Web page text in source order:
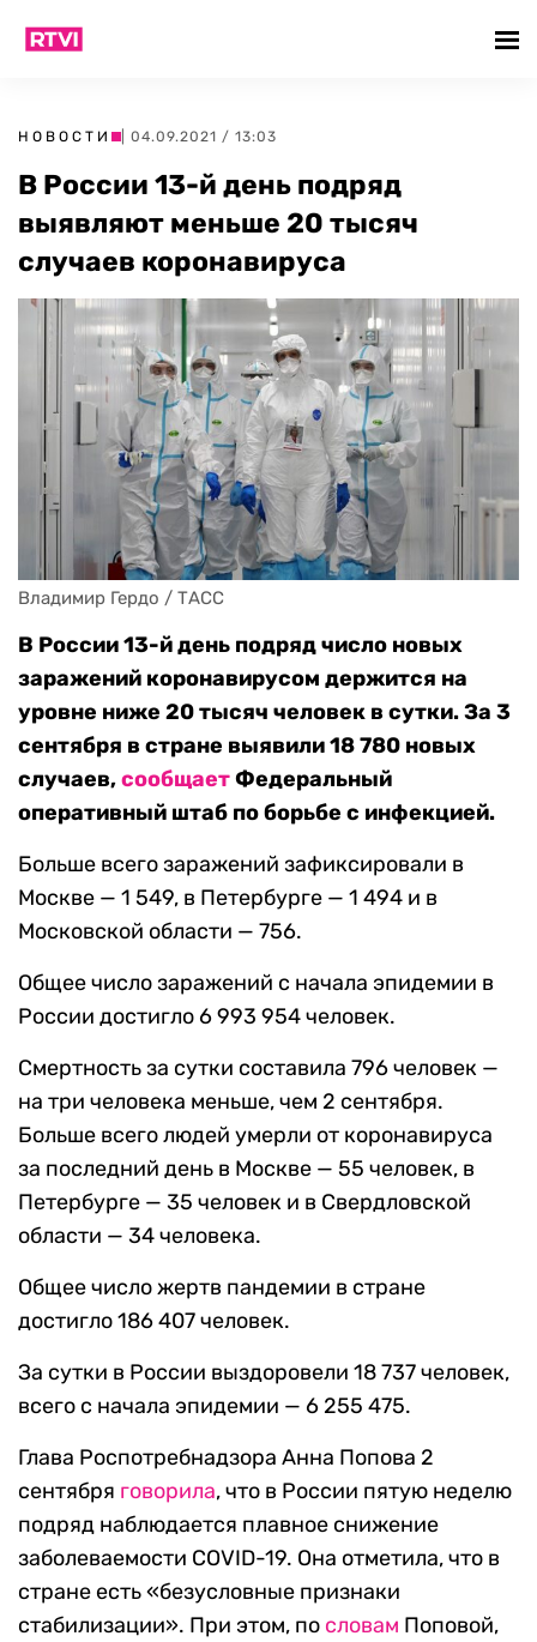
НОВОСТИ | 04.09.2021 / 13:03
В России 13-й день подряд
выявляют меньше 20 тысяч
случаев коронавируса
Владимир Гердо / ТАСС
В России 13-й день подряд число новых
заражений коронавирусом держится на
уровне ниже 20 тысяч человек в сутки. За 3
сентября в стране выявили 18 780 новых
случаев,сообщаетФедеральный
оперативный штаб по борьбе с инфекцией.
Больше всего заражений зафиксировали в
Москве — 1 549, в Петербурге — 1 494 и в
Московской области — 756.
Общее число заражений с начала эпидемии в
России достигло 6 993 954 человек.
Смертность за сутки составила 796 человек —
на три человека меньше, чем 2 сентября.
Больше всего людей умерли от коронавируса
за последний день в Москве — 55 человек, в
Петербурге — 35 человек и в Свердловской
области — 34 человека.
Общее число жертв пандемии в стране
достигло 186 407 человек.
За сутки в России выздоровели 18 737 человек,
всего с начала эпидемии — 6 255 475.
Глава Роспотребнадзора Анна Попова 2
сентября говорила, что в России пятую неделю
подряд наблюдается плавное снижение
заболеваемости COVID-19. Она отметила, что в
стране есть «безусловные признаки
стабилизации». При этом, по словам Поповой,